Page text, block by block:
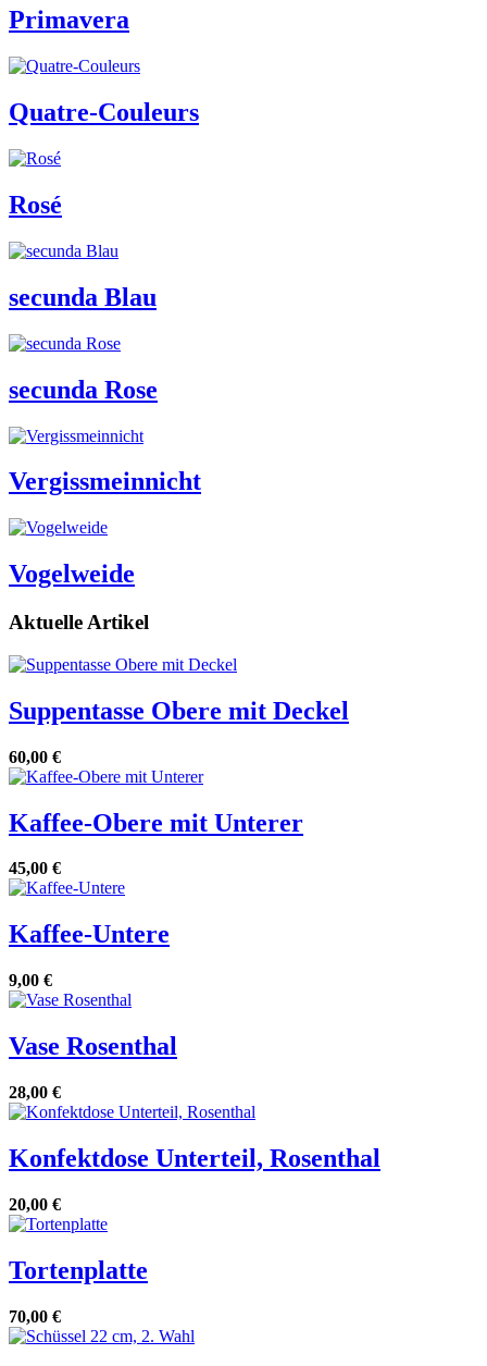
Primavera
Quatre-Couleurs
Rosé
secunda Blau
secunda Rose
Vergissmeinnicht
Vogelweide
Aktuelle Artikel
Suppentasse Obere mit Deckel
60,00 €
Kaffee-Obere mit Unterer
45,00 €
Kaffee-Untere
9,00 €
Vase Rosenthal
28,00 €
Konfektdose Unterteil, Rosenthal
20,00 €
Tortenplatte
70,00 €